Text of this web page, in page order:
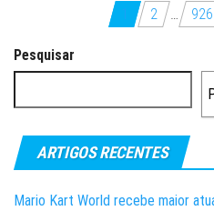
Paginação
dos
conteúdos
1 2 … 926
Pesquisar
ARTIGOS RECENTES
Mario Kart World recebe maior